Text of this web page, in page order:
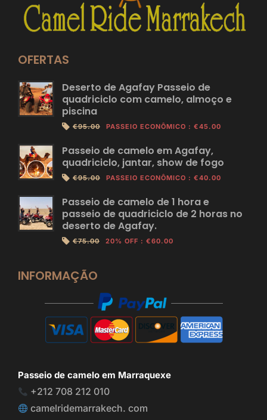
OFERTAS
Deserto de Agafay Passeio de
quadriciclo com camelo, almoço e
piscina
€95.00 PASSEIO ECONÔMICO : €45.00
Passeio de camelo em Agafay,
quadriciclo, jantar, show de fogo
€95.00 PASSEIO ECONÔMICO : €40.00
Passeio de camelo de 1 hora e
passeio de quadriciclo de 2 horas no
deserto de Agafay.
€75.00 20% OFF : €60.00
INFORMAÇÃO
Passeio de camelo em Marraquexe
+212 708 212 010
camelridemarrakech. com